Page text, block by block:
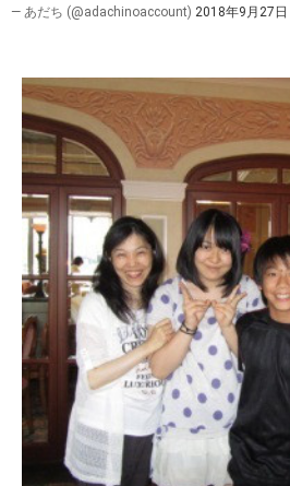
— あだち (@adachinoaccount) 2018年9月27日